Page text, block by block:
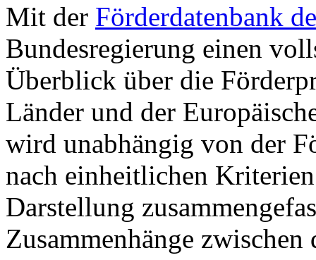
Mit der Förderdatenbank
Bundesregierung einen
Überblick über die
Länder und der
wird unabhängig von der
nach einheitlichen
Darstellung
Zusammenhänge